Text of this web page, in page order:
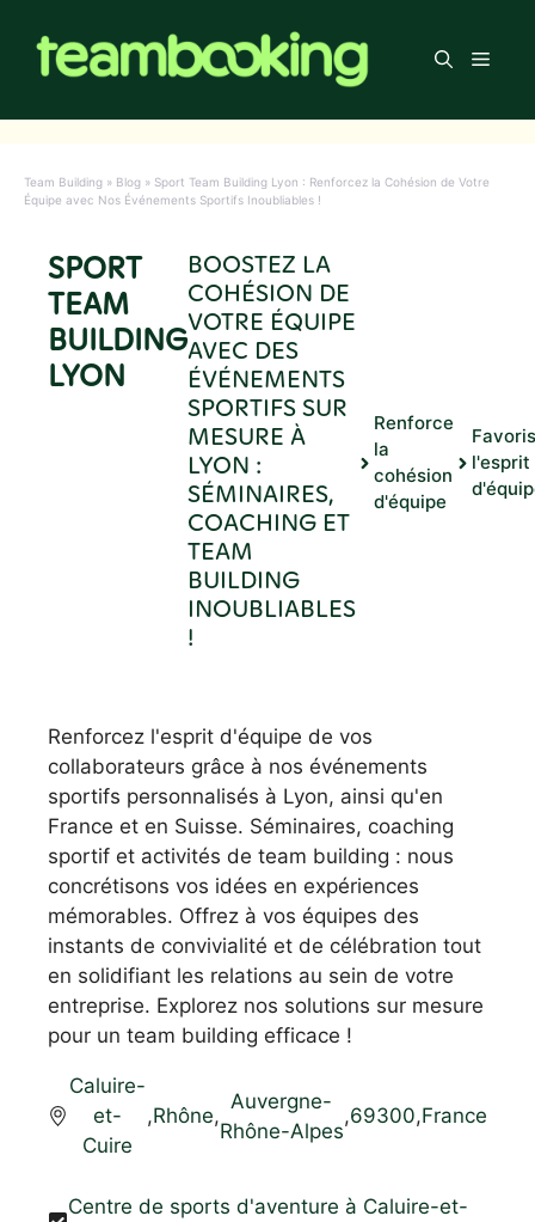
contenu
Menu
Team Building » Blog » Sport Team Building Lyon : Renforcez la Cohésion de Votre
Équipe avec Nos Événements Sportifs Inoubliables !
SPORT
TEAM
BUILDING
LYON
BOOSTEZ LA
COHÉSION DE
VOTRE ÉQUIPE
AVEC DES
ÉVÉNEMENTS
SPORTIFS SUR
MESURE À
LYON :
SÉMINAIRES,
COACHING ET
TEAM
BUILDING
INOUBLIABLES
!
Renforce
la
cohésion
d'équipe
l'esprit
Renforcez l'esprit d'équipe de vos
collaborateurs grâce à nos événements
sportifs personnalisés à Lyon, ainsi qu'en
France et en Suisse. Séminaires, coaching
sportif et activités de team building : nous
concrétisons vos idées en expériences
mémorables. Offrez à vos équipes des
instants de convivialité et de célébration tout
en solidifiant les relations au sein de votre
entreprise. Explorez nos solutions sur mesure
pour un team building efficace !
Caluire-
et-
Cuire
,Rhône,
Auvergne-
Rhône-Alpes
,69300,France
Centre de sports d'aventure à Caluire-et-